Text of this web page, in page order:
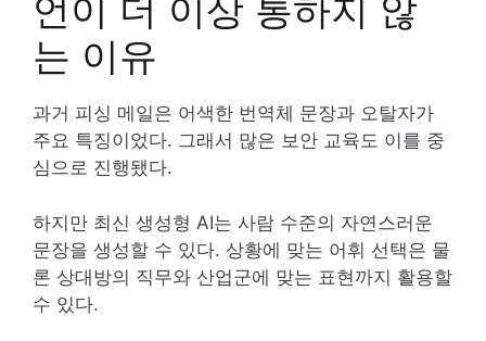
언이 더 이상 통하지 않
는 이유
과거 피싱 메일은 어색한 번역체 문장과 오탈자가
주요 특징이었다. 그래서 많은 보안 교육도 이를 중
심으로 진행됐다.
하지만 최신 생성형 AI는 사람 수준의 자연스러운
문장을 생성할 수 있다. 상황에 맞는 어휘 선택은 물
론 상대방의 직무와 산업군에 맞는 표현까지 활용할
수 있다.